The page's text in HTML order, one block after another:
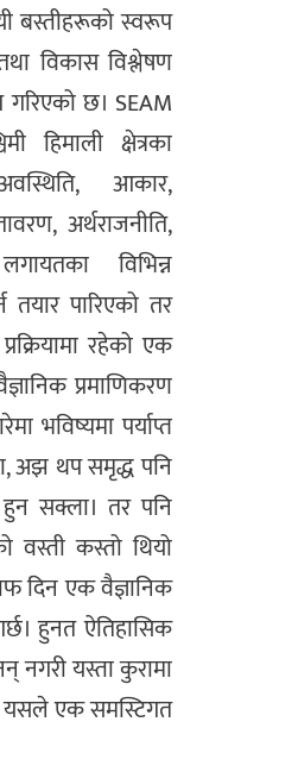
बस्तीहरूको स्वरूप
विकास विश्लेषण
गरिएको छ। SEAM
हिमाली क्षेत्रका
आकार,
अर्थराजनीति,
विभिन्न
पारिएको तर
रहेको एक
प्रमाणिकरण
भविष्यमा पर्याप्त
थप समृद्ध पनि
सक्ला। तर पनि
वस्ती कस्तो थियो
दिन एक वैज्ञानिक
हुनत ऐतिहासिक
नगरी यस्ता कुरामा
यसले एक समस्टिगत